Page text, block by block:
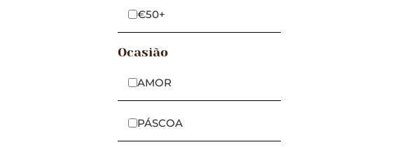
€50+
Ocasião
AMOR
PÁSCOA